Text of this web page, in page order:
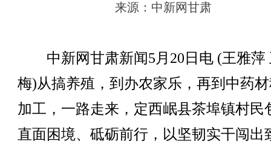
来源： 中新网甘肃
中新网甘肃新闻5月20日电 (王雅萍
梅)从搞养殖，到办农家乐，再到中药
加工，一路走来，定西岷县茶埠镇村民
直面困境、砥砺前行，以坚韧实干闯出